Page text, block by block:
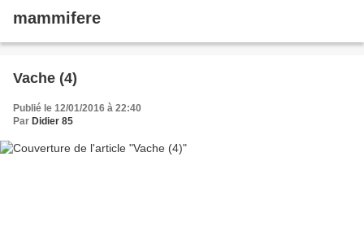
mammifere
Vache (4)
Publié le 12/01/2016 à 22:40
Par Didier 85